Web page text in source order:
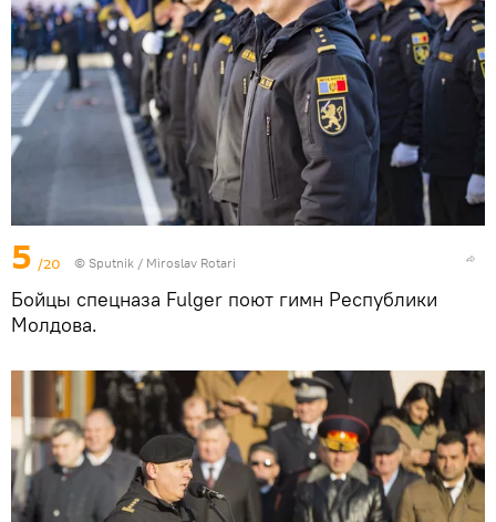
5 /20 © Sputnik / Miroslav Rotari
Бойцы спецназа Fulger поют гимн Республики
Молдова.